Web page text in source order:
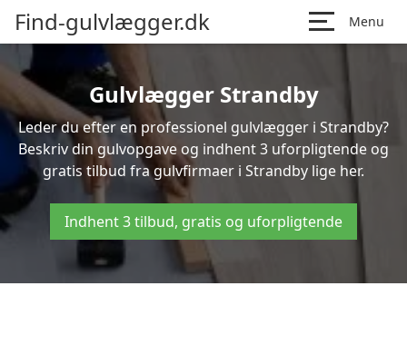
Find-gulvlægger.dk Menu
Gulvlægger Strandby
Leder du efter en professionel gulvlægger i Strandby?
Beskriv din gulvopgave og indhent 3 uforpligtende og
gratis tilbud fra gulvfirmaer i Strandby lige her.
Indhent 3 tilbud, gratis og uforpligtende